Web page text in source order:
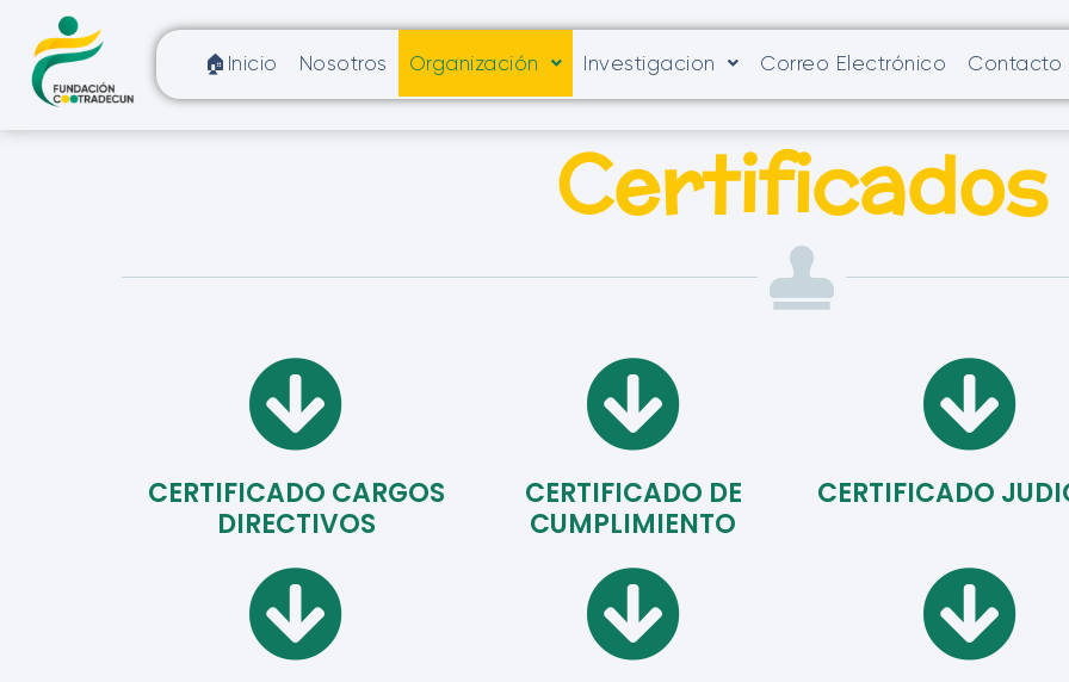
🏠Inicio Nosotros Organización Investigacion Correo Electrónico Contacto
Certificados
CERTIFICADO CARGOS
DIRECTIVOS
CERTIFICADO DE
CUMPLIMIENTO
CERTIFICADO